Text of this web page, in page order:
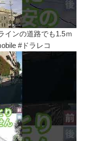
インの道路でも1.5ｍ
#ドラレコ